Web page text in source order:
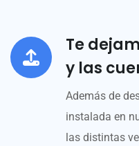
Te
y las
Además de
instalada en
las distintas